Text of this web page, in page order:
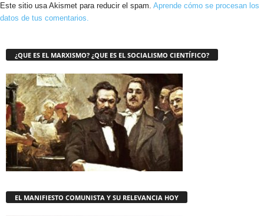
Este sitio usa Akismet para reducir el spam. Aprende cómo se procesan los
datos de tus comentarios.
¿QUE ES EL MARXISMO? ¿QUE ES EL SOCIALISMO CIENTÍFICO?
EL MANIFIESTO COMUNISTA Y SU RELEVANCIA HOY